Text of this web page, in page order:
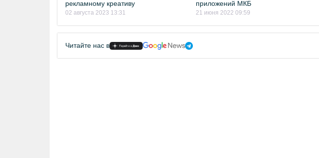
рекламному креативу
02 августа 2023 13:31
приложений МКБ
21 июня 2022 09:59
Читайте нас в